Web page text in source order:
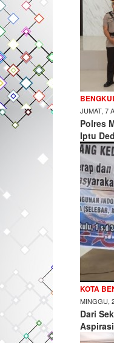
JUMAT, 7
Polres
Iptu
KOTA
MINGGU,
Dari